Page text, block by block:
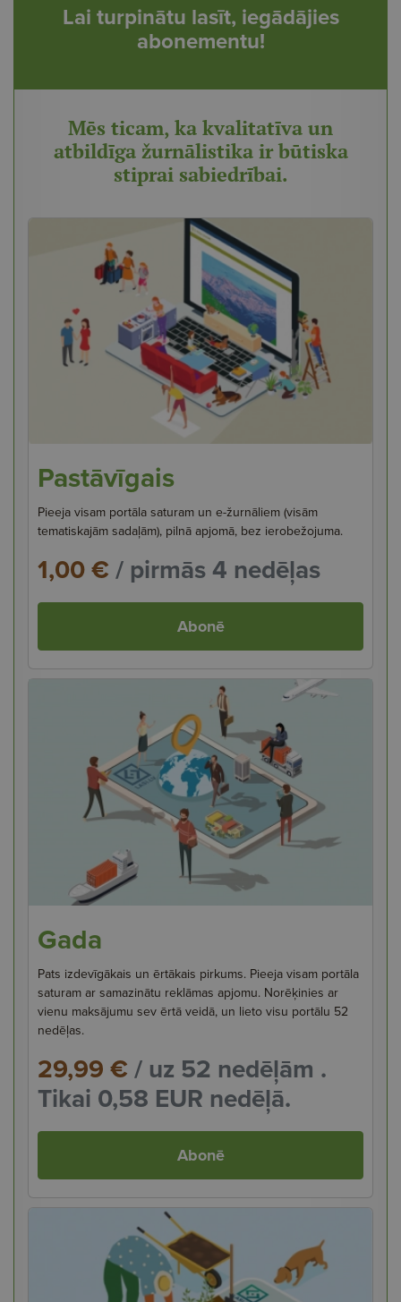
Lai turpinātu lasīt, iegādājies
abonementu!
Mēs ticam, ka kvalitatīva un
atbildīga žurnālistika ir būtiska
stiprai sabiedrībai.
Pastāvīgais
Pieeja visam portāla saturam un e-žurnāliem (visām
tematiskajām sadaļām), pilnā apjomā, bez ierobežojuma.
1,00 €/ pirmās 4 nedēļas
Abonē
Gada
Pats izdevīgākais un ērtākais pirkums. Pieeja visam portāla
saturam ar samazinātu reklāmas apjomu. Norēķinies ar
vienu maksājumu sev ērtā veidā, un lieto visu portālu 52
nedēļas.
29,99 €/ uz 52 nedēļām .
Tikai 0,58 EUR nedēļā.
Abonē